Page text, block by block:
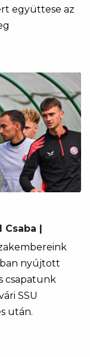
együttese az
Csaba |
nyújtott
csapatunk
SSU
után.